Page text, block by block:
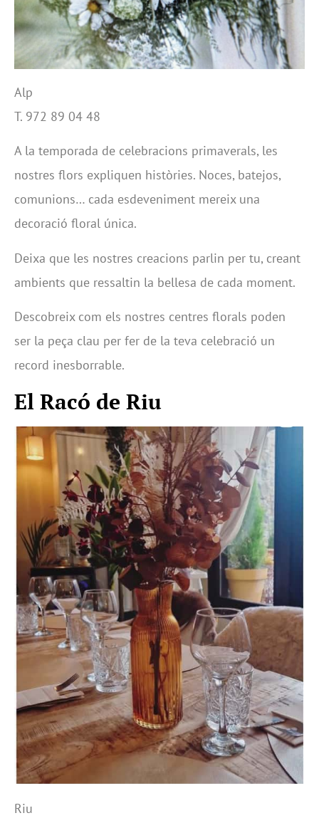
Alp
T. 972 89 04 48
A la temporada de celebracions primaverals, les
nostres flors expliquen històries. Noces, batejos,
comunions… cada esdeveniment mereix una
decoració floral única.
Deixa que les nostres creacions parlin per tu, creant
ambients que ressaltin la bellesa de cada moment.
Descobreix com els nostres centres florals poden
ser la peça clau per fer de la teva celebració un
record inesborrable.
El Racó de Riu
Riu